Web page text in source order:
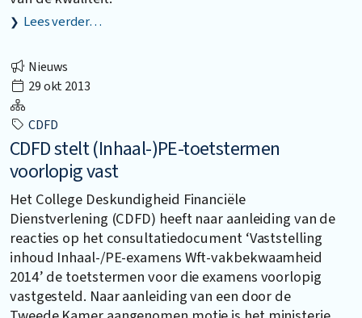
Lees verder…
Nieuws
29 okt 2013
CDFD
CDFD stelt (Inhaal-)PE-toetstermen
voorlopig vast
Het College Deskundigheid Financiële
Dienstverlening (CDFD) heeft naar aanleiding van de
reacties op het consultatiedocument ‘Vaststelling
inhoud Inhaal-/PE-examens Wft-vakbekwaamheid
2014’ de toetstermen voor die examens voorlopig
vastgesteld. Naar aanleiding van een door de